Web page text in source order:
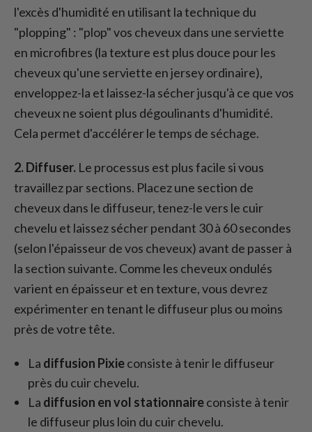
l'excès d'humidité en utilisant la technique du
"plopping" : "plop" vos cheveux dans une serviette
en microfibres (la texture est plus douce pour les
cheveux qu'une serviette en jersey ordinaire),
enveloppez-la et laissez-la sécher jusqu'à ce que vos
cheveux ne soient plus dégoulinants d'humidité.
Cela permet d'accélérer le temps de séchage.
2. Diffuser. Le processus est plus facile si vous
travaillez par sections. Placez une section de
cheveux dans le diffuseur, tenez-le vers le cuir
chevelu et laissez sécher pendant 30 à 60 secondes
(selon l'épaisseur de vos cheveux) avant de passer à
la section suivante. Comme les cheveux ondulés
varient en épaisseur et en texture, vous devrez
expérimenter en tenant le diffuseur plus ou moins
près de votre tête.
La diffusion Pixieconsiste à tenir le diffuseur
près du cuir chevelu.
La diffusion en vol stationnaireconsiste à tenir
le diffuseur plus loin du cuir chevelu.